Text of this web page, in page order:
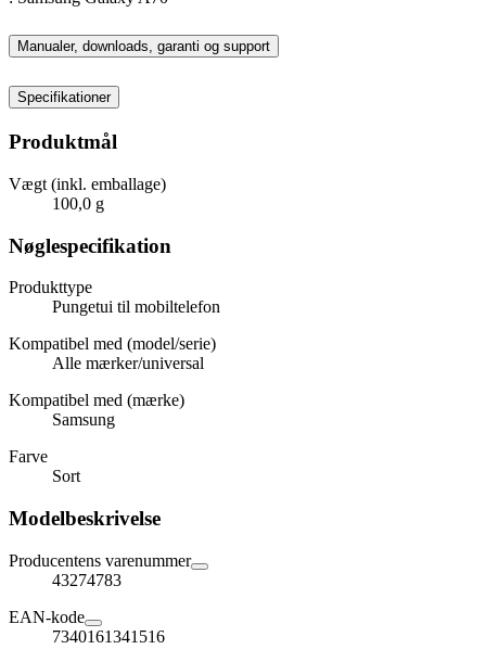
Manualer, downloads, garanti og support
Specifikationer
Produktmål
Vægt (inkl. emballage)
100,0 g
Nøglespecifikation
Produkttype
Pungetui til mobiltelefon
Kompatibel med (model/serie)
Alle mærker/universal
Kompatibel med (mærke)
Samsung
Farve
Sort
Modelbeskrivelse
Producentens varenummer
43274783
EAN-kode
7340161341516